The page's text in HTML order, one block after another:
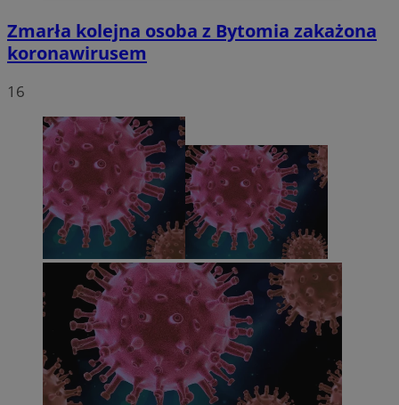
Zmarła kolejna osoba z Bytomia zakażona
koronawirusem
16